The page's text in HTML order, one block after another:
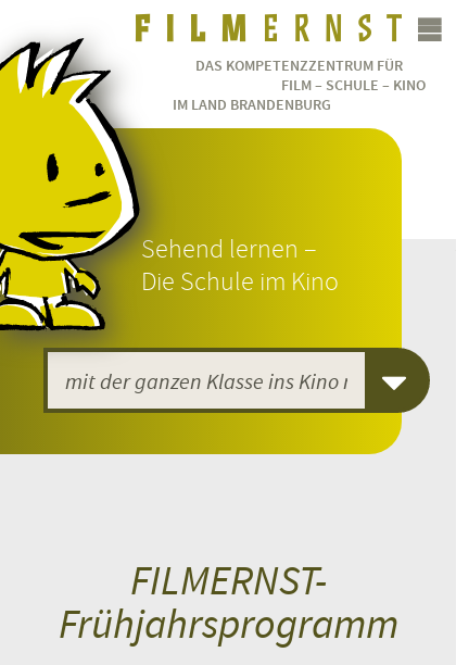
Sehend lernen –
Die Schule im Kino
DAS KOMPETENZZENTRUM FÜR
FILM – SCHULE – KINO
IM LAND BRANDENBURG
FILMERNST-
Frühjahrsprogramm